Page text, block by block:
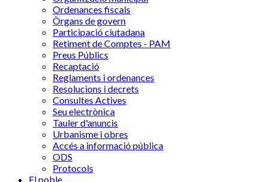
Ordenances fiscals
Òrgans de govern
Participació ciutadana
Retiment de Comptes - PAM
Preus Públics
Recaptació
Reglaments i ordenances
Resolucions i decrets
Consultes Actives
Seu electrònica
Tauler d'anuncis
Urbanisme i obres
Accés a informació pública
ODS
Protocols
El poble